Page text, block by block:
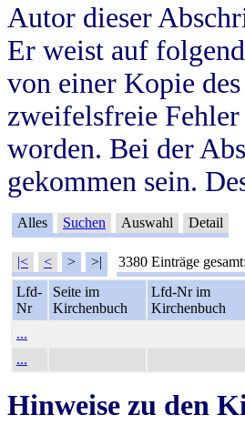
Autor dieser
Er weist auf
von einer Kopie
zweifelsfreie
worden. Bei der
gekommen sein.
Alles Suchen Auswahl Detail
|< < > >| 3380 Einträge gesamt:
Lfd-
Nr
Seite im
Kirchenbuch
Lfd-Nr im
Kirchenbuch
...
...
Hinweise zu den